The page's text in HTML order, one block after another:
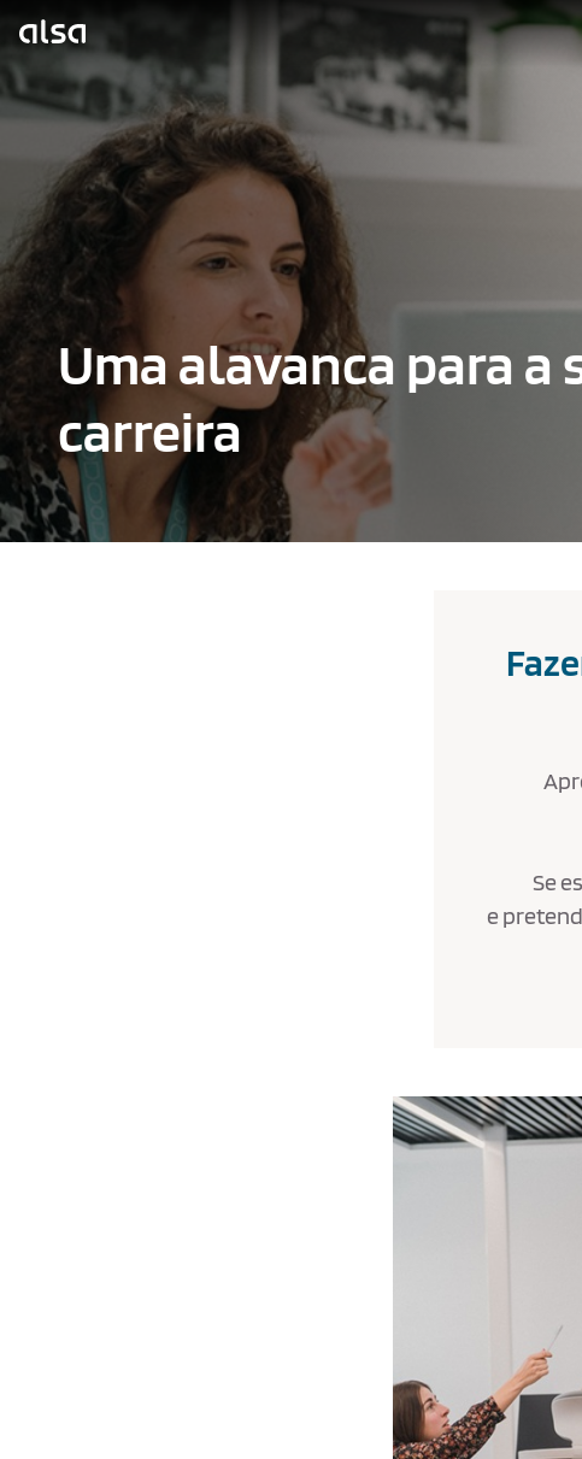
Skip to Main Content
Uma alavanca para a
carreira
Se
e